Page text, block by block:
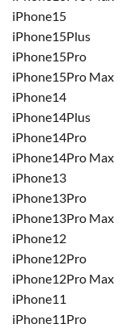
iPhone15
iPhone15Plus
iPhone15Pro
iPhone15Pro Max
iPhone14
iPhone14Plus
iPhone14Pro
iPhone14Pro Max
iPhone13
iPhone13Pro
iPhone13Pro Max
iPhone12
iPhone12Pro
iPhone12Pro Max
iPhone11
iPhone11Pro